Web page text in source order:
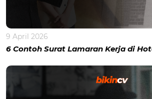
9 April 2026
6 Contoh Surat Lamaran Kerja di